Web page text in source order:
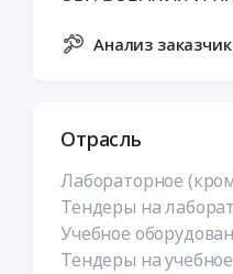
Анализ
Отрасль
Лабораторное
Тендеры на
Учебное
Тендеры на